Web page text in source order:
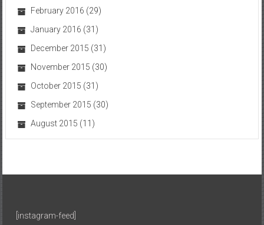
February 2016 (29)
January 2016 (31)
December 2015 (31)
November 2015 (30)
October 2015 (31)
September 2015 (30)
August 2015 (11)
[instagram-feed]